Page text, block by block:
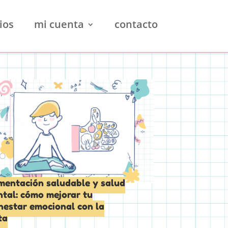
mi cuenta contacto
saludable y salud
cómo mejorar tu
emocional con la